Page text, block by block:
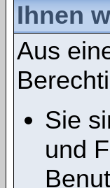
Ihnen
Aus
Sie
und